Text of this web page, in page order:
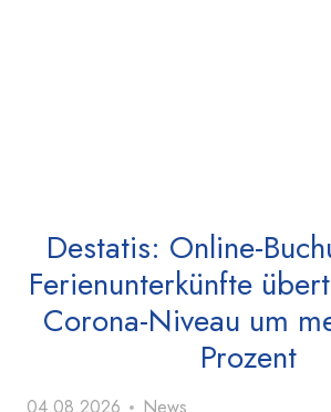
Destatis: Online-
Ferienunterkünfte
Corona-Niveau um
Prozent